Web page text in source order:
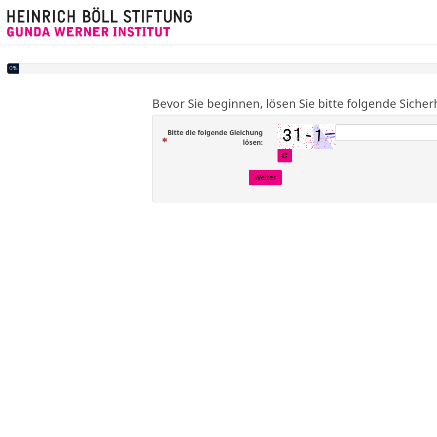
0%
Bevor Sie beginnen, lösen Sie bitte folgende
Bitte die folgende Gleichung
lösen:( Zwingend notwendig )
Weiter